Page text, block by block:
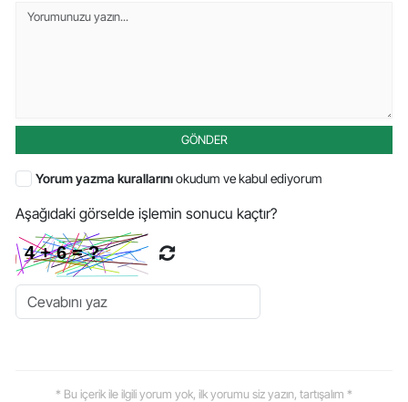
GÖNDER
Yorum yazma kurallarınıokudum ve kabul ediyorum
Aşağıdaki görselde işlemin sonucu kaçtır?
* Bu içerik ile ilgili yorum yok, ilk yorumu siz yazın, tartışalım *